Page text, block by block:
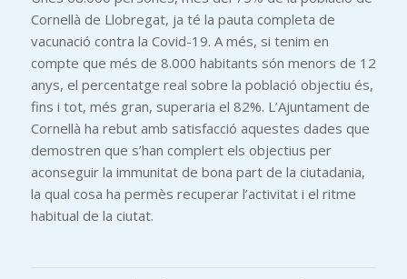
Cornellà de Llobregat, ja té la pauta completa de
vacunació contra la Covid-19. A més, si tenim en
compte que més de 8.000 habitants són menors de 12
anys, el percentatge real sobre la població objectiu és,
fins i tot, més gran, superaria el 82%. L’Ajuntament de
Cornellà ha rebut amb satisfacció aquestes dades que
demostren que s’han complert els objectius per
aconseguir la immunitat de bona part de la ciutadania,
la qual cosa ha permès recuperar l’activitat i el ritme
habitual de la ciutat.